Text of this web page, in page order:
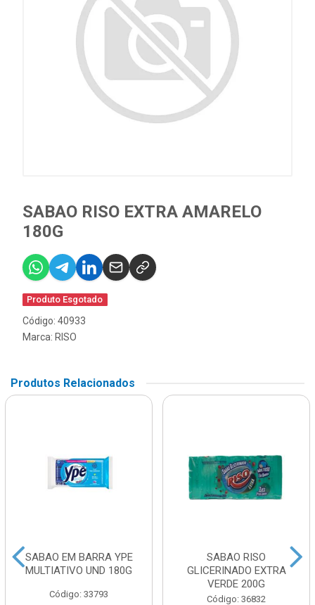
SABAO RISO EXTRA AMARELO
180G
Produto Esgotado
Código: 40933
Marca: RISO
Produtos Relacionados
SABAO EM BARRA YPE
MULTIATIVO UND 180G
Código: 33793
SABAO RISO
GLICERINADO EXTRA
VERDE 200G
Código: 36832